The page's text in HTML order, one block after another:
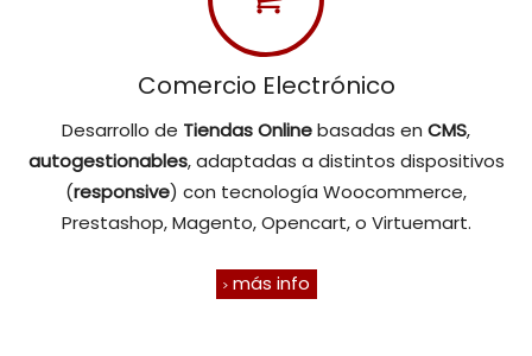
Comercio Electrónico
Desarrollo de Tiendas Onlinebasadas en CMS,
autogestionables, adaptadas a distintos dispositivos
(responsive) con tecnología Woocommerce,
Prestashop, Magento, Opencart, o Virtuemart.
más info